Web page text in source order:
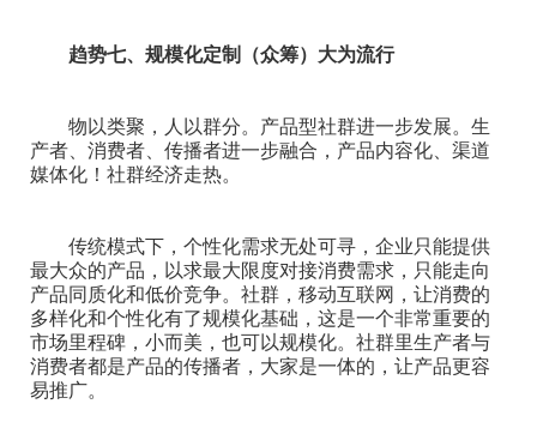
趋势七、规模化定制（众筹）大为流行
物以类聚，人以群分。产品型社群进一步发展。生
产者、消费者、传播者进一步融合，产品内容化、渠道
媒体化！社群经济走热。
传统模式下，个性化需求无处可寻，企业只能提供
最大众的产品，以求最大限度对接消费需求，只能走向
产品同质化和低价竞争。社群，移动互联网，让消费的
多样化和个性化有了规模化基础，这是一个非常重要的
市场里程碑，小而美，也可以规模化。社群里生产者与
消费者都是产品的传播者，大家是一体的，让产品更容
易推广。